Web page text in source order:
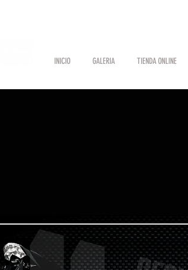
INICIO GALERIA TIENDA ONLINE